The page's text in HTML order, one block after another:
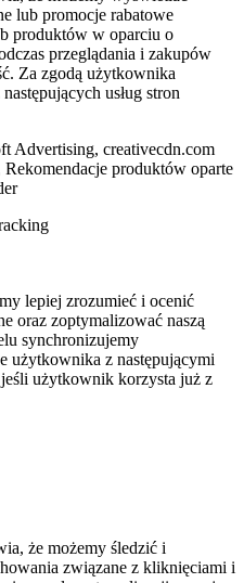
lub promocje rabatowe
produktów w oparciu o
przeglądania i zakupów
Za zgodą użytkownika
usług stron
Advertising, creativecdn.com
produktów oparte
lepiej zrozumieć i ocenić
oraz zoptymalizować naszą
synchronizujemy
użytkownika z następującymi
użytkownik korzysta już z
że możemy śledzić i
związane z kliknięciami i